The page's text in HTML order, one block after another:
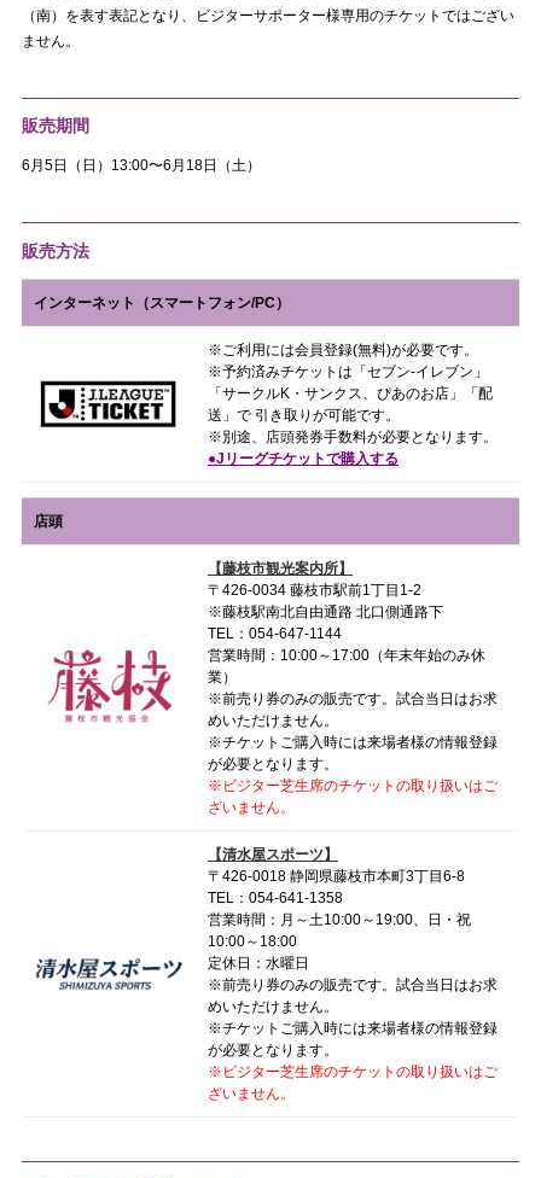
（南）を表す表記となり、ビジターサポーター様専用のチケットではござい
ません。
販売期間
6月5日（日）13:00〜6月18日（土）
販売方法
インターネット（スマートフォン/PC）
※ご利用には会員登録(無料)が必要です。
※予約済みチケットは「セブン-イレブン」
「サークルK・サンクス、ぴあのお店」「配
送」で 引き取りが可能です。
※別途、店頭発券手数料が必要となります。
●Jリーグチケットで購入する
店頭
【藤枝市観光案内所】
〒426-0034 藤枝市駅前1丁目1-2
※藤枝駅南北自由通路 北口側通路下
TEL：054-647-1144
営業時間：10:00～17:00（年末年始のみ休
業）
※前売り券のみの販売です。試合当日はお求
めいただけません。
※チケットご購入時には来場者様の情報登録
が必要となります。
※ビジター芝生席のチケットの取り扱いはご
ざいません。
【清水屋スポーツ】
〒426-0018 静岡県藤枝市本町3丁目6-8
TEL：054-641-1358
営業時間：月～土10:00～19:00、日・祝
10:00～18:00
定休日：水曜日
※前売り券のみの販売です。試合当日はお求
めいただけません。
※チケットご購入時には来場者様の情報登録
が必要となります。
※ビジター芝生席のチケットの取り扱いはご
ざいません。